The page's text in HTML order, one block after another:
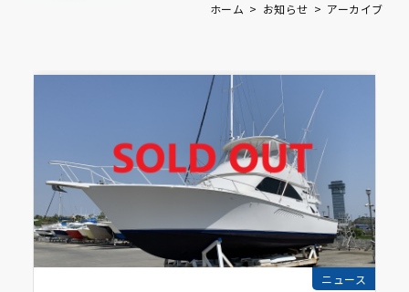
ホーム お知らせ アーカイブ
ニュース